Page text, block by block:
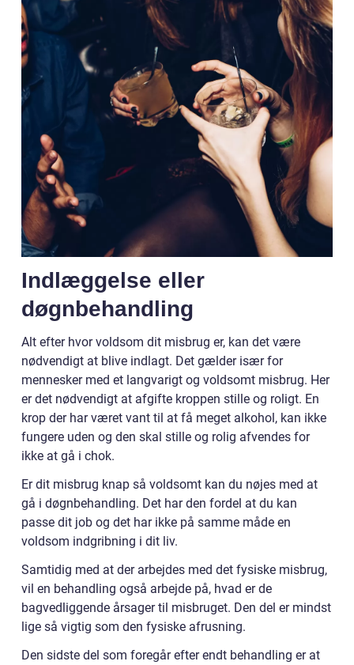
Indlæggelse eller
døgnbehandling
Alt efter hvor voldsom dit misbrug er, kan det være
nødvendigt at blive indlagt. Det gælder især for
mennesker med et langvarigt og voldsomt misbrug. Her
er det nødvendigt at afgifte kroppen stille og roligt. En
krop der har været vant til at få meget alkohol, kan ikke
fungere uden og den skal stille og rolig afvendes for
ikke at gå i chok.
Er dit misbrug knap så voldsomt kan du nøjes med at
gå i døgnbehandling. Det har den fordel at du kan
passe dit job og det har ikke på samme måde en
voldsom indgribning i dit liv.
Samtidig med at der arbejdes med det fysiske misbrug,
vil en behandling også arbejde på, hvad er de
bagvedliggende årsager til misbruget. Den del er mindst
lige så vigtig som den fysiske afrusning.
Den sidste del som foregår efter endt behandling er at